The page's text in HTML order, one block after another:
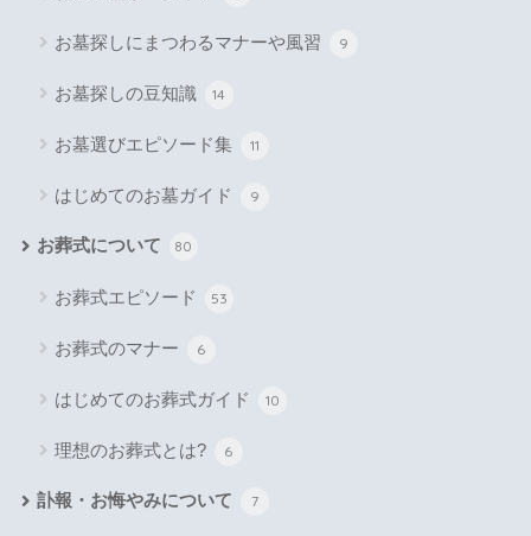
お墓探しにまつわるマナーや風習 9
お墓探しの豆知識 14
お墓選びエピソード集 11
はじめてのお墓ガイド 9
お葬式について 80
お葬式エピソード 53
お葬式のマナー 6
はじめてのお葬式ガイド 10
理想のお葬式とは? 6
訃報・お悔やみについて 7